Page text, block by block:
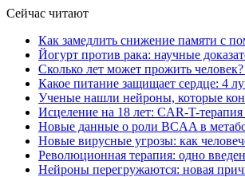
Сейчас читают
Как замедлить снижение памяти с
Йогурт против рака: научные
Сколько лет может прожить
Какое питание защищает сердце: 4
Ученые нашли нейроны, которые
Исцеление на 18 лет: CAR-T-
Новые данные о роли BCAA в
Новые вирусные угрозы: как
Революционная терапия: одно
Нейроны перегружаются: новая